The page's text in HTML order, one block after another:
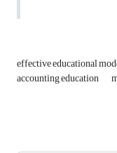
effective educational
accounting education